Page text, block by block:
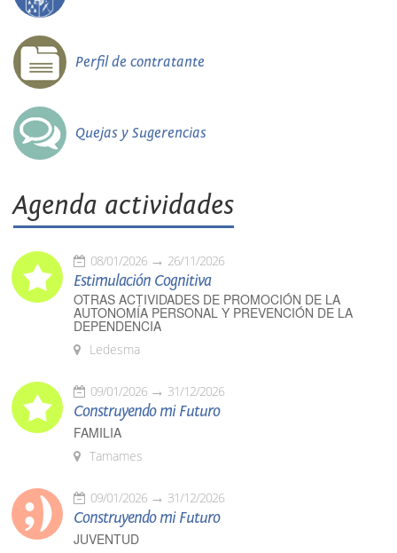
Perfil de contratante
Quejas y Sugerencias
Agenda actividades
08/01/2026 26/11/2026
Estimulación Cognitiva
OTRAS ACTIVIDADES DE PROMOCIÓN DE LA
AUTONOMÍA PERSONAL Y PREVENCIÓN DE LA
DEPENDENCIA
Ledesma
09/01/2026 31/12/2026
Construyendo mi Futuro
FAMILIA
Tamames
09/01/2026 31/12/2026
Construyendo mi Futuro
JUVENTUD